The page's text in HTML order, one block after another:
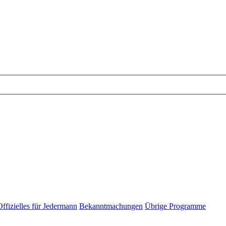
für Jedermann Bekanntmachungen Übrige Programme